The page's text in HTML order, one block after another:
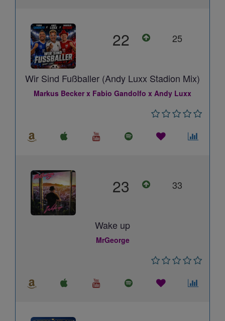
22 25
Wir Sind Fußballer (Andy Luxx Stadion Mix)
Markus Becker x Fabio Gandolfo x Andy Luxx
23 33
Wake up
MrGeorge